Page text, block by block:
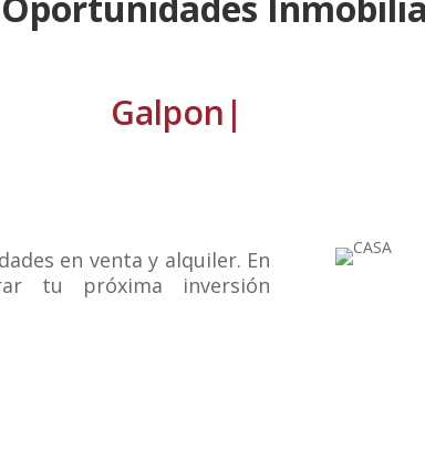
Ga|
en venta y alquiler. En
tu próxima inversión